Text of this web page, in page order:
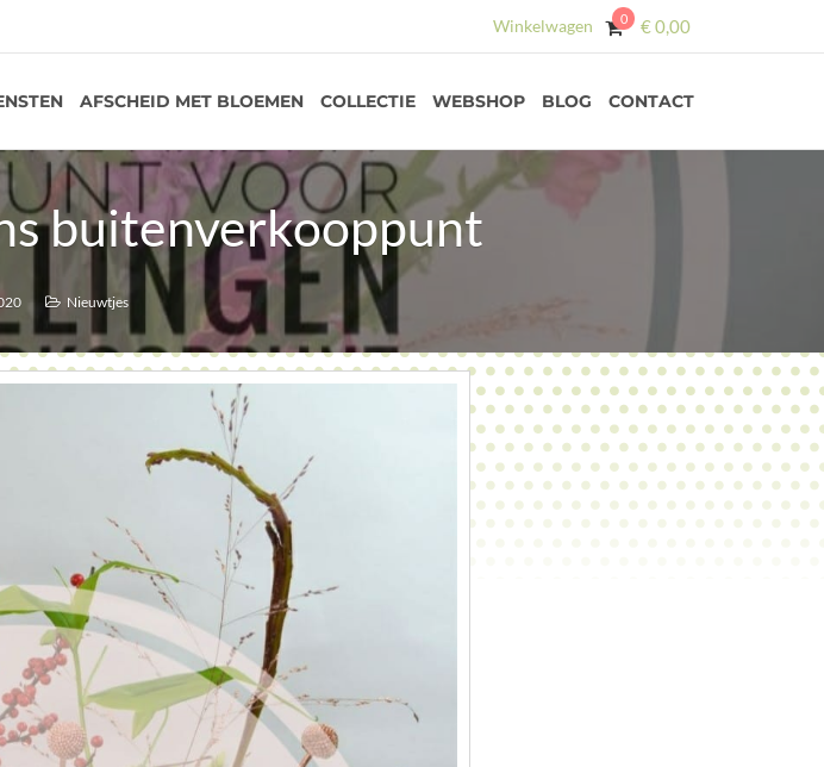
Winkelwagen 0 €0,00
AFSCHEID MET BLOEMEN COLLECTIE WEBSHOP BLOG CONTACT
buitenverkooppunt
Nieuwtjes